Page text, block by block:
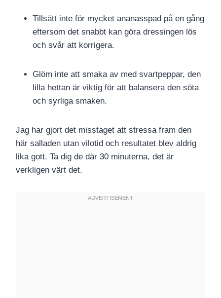
Tillsätt inte för mycket ananasspad på en gång
eftersom det snabbt kan göra dressingen lös
och svår att korrigera.
Glöm inte att smaka av med svartpeppar, den
lilla hettan är viktig för att balansera den söta
och syrliga smaken.
Jag har gjort det misstaget att stressa fram den
här salladen utan vilotid och resultatet blev aldrig
lika gott. Ta dig de där 30 minuterna, det är
verkligen värt det.